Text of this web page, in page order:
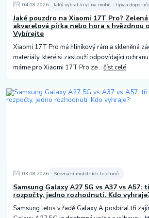
04.08.2026 Jaký vybrat kryt na mobil - tipy a
Jaké pouzdro na Xiaomi 17T Pro? Zelená
akvarelová pírka nebo hora s hvězdnou
Vybírejte
Xiaomi 17T Pro má hliníkový rám a skleněná
materiály, které si zaslouží odpovídající
máme pro Xiaomi 17T Pro ze...číst celé
03.08.2026 Srovnání mobilních telefonů
Samsung Galaxy A27 5G vs A37 vs
rozpočty, jedno rozhodnutí. Kdo
Samsung letos v řadě Galaxy A posbíral tři